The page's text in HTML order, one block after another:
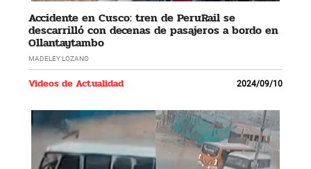
Accidente en Cusco: tren de PeruRail se
descarrilló con decenas de pasajeros a bordo en
Ollantaytambo
MADELEY LOZANO
Videos de Actualidad 2024/09/10